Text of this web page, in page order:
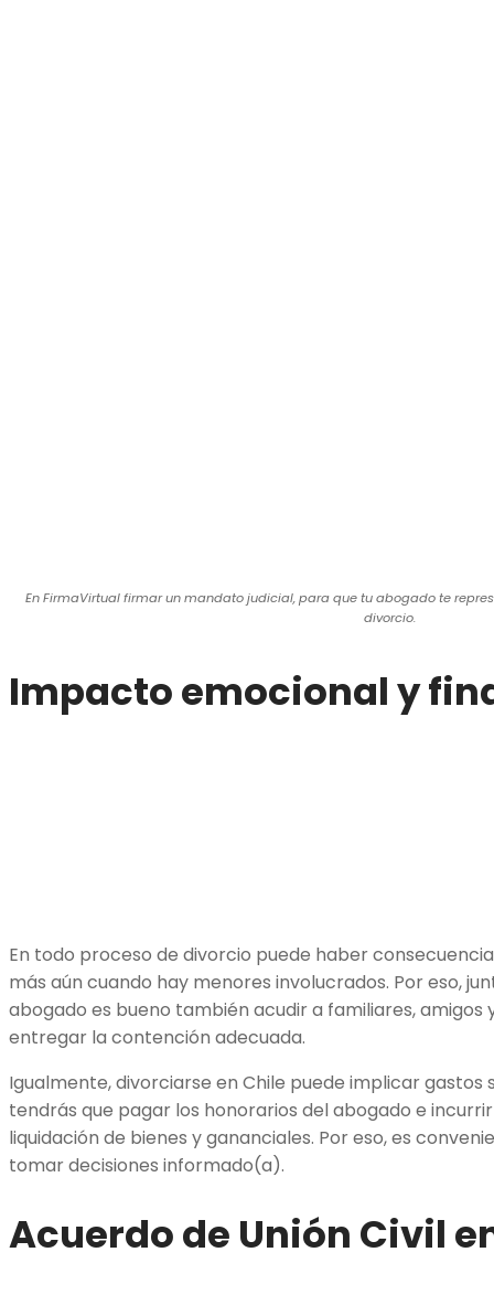
En FirmaVirtual firmar un mandato judicial, para que tu abogado te
divorcio.
Impacto emocional y
En todo proceso de divorcio puede haber
más aún cuando hay menores involucrados. Por eso,
abogado es bueno también acudir a familiares, amigos
entregar la contención adecuada.
Igualmente, divorciarse en Chile puede implicar gastos
tendrás que pagar los honorarios del abogado e
liquidación de bienes y gananciales. Por eso, es
tomar decisiones informado(a).
Acuerdo de Unión Civil